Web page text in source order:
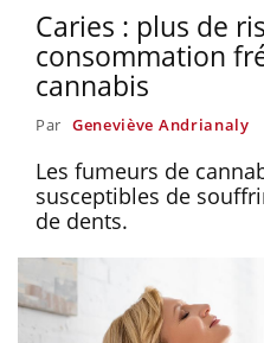
Caries : plus de
consommation
cannabis
Par Geneviève Andrianaly
Les fumeurs de
susceptibles de
de dents.